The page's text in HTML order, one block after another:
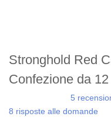
Stronghold Red
Confezione da
5
8 risposte alle domande